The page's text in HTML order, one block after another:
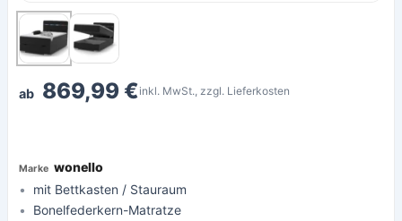
ab 869,99 €inkl. MwSt., zzgl. Lieferkosten
wonello
mit Bettkasten / Stauraum
Bonelfederkern-Matratze